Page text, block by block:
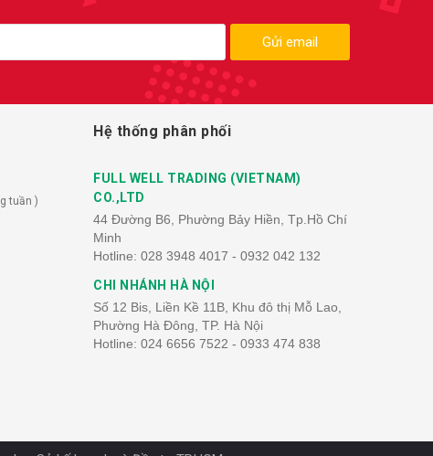
Gửi email
tuần )
Hệ thống phân phối
FULL WELL TRADING (VIETNAM)
CO.,LTD
44 Đường B6, Phường Bảy Hiền, Tp.Hồ Chí
Minh
Hotline: 028 3948 4017 - 0932 042 132
CHI NHÁNH HÀ NỘI
Số 12 Bis, Liền Kề 11B, Khu đô thị Mỗ Lao,
Phường Hà Đông, TP. Hà Nội
Hotline: 024 6656 7522 - 0933 474 838